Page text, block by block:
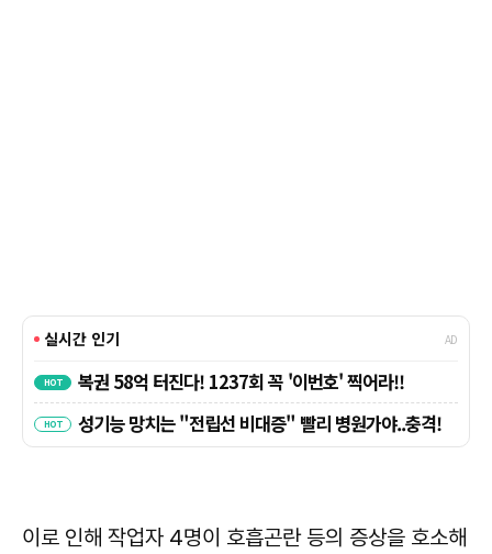
이로 인해 작업자 4명이 호흡곤란 등의 증상을 호소해